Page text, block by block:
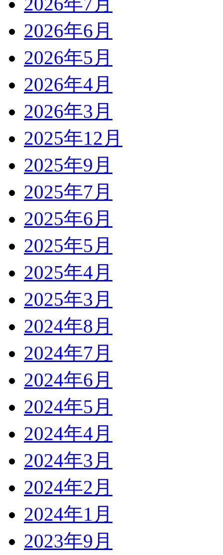
2026年6月
2026年5月
2026年4月
2026年3月
2025年12月
2025年9月
2025年7月
2025年6月
2025年5月
2025年4月
2025年3月
2024年8月
2024年7月
2024年6月
2024年5月
2024年4月
2024年3月
2024年2月
2024年1月
2023年9月